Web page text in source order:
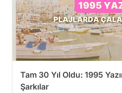
Tam 30 Yıl Oldu: 1995
Şarkılar